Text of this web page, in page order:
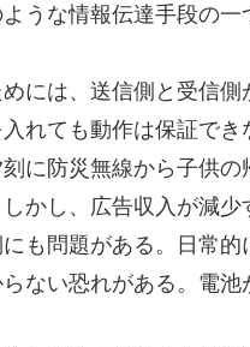
うな情報伝達手段の一
には、送信側と受信
れても動作は保証で
に防災無線から子供
かし、広告収入が減
も問題がある。日常
ない恐れがある。電池